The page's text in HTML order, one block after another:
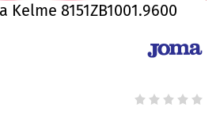
8151ZB1001.9600